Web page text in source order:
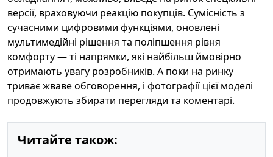
версії, враховуючи реакцію покупців. Сумісність з
сучасними цифровими функціями, оновлені
мультимедійні рішення та поліпшення рівня
комфорту — ті напрямки, які найбільш ймовірно
отримають увагу розробників. А поки на ринку
триває жваве обговорення, і фотографії цієї моделі
продовжують збирати перегляди та коментарі.
Читайте також: